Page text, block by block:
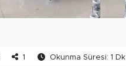
1 Okunma Süresi: 1 Dk